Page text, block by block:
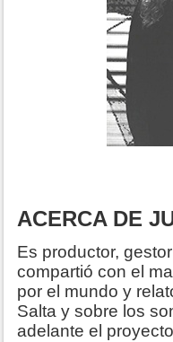
ACERCA DE
Es productor,
compartió con el
por el mundo y
Salta y sobre los
adelante el